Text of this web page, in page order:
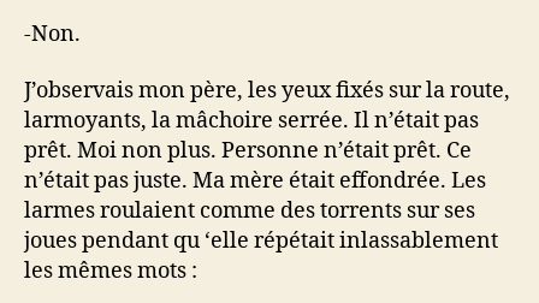
-Non.
J’observais mon père, les yeux fixés sur la route,
larmoyants, la mâchoire serrée. Il n’était pas
prêt. Moi non plus. Personne n’était prêt. Ce
n’était pas juste. Ma mère était effondrée. Les
larmes roulaient comme des torrents sur ses
joues pendant qu ‘elle répétait inlassablement
les mêmes mots :